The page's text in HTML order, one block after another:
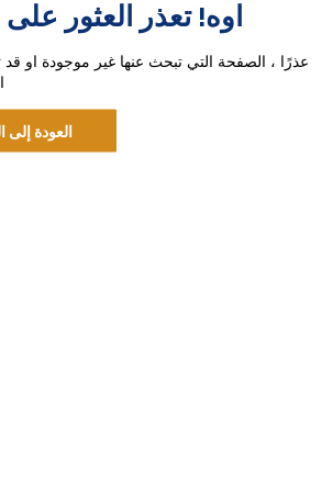
اوه! تعذر العثور
عذرًا ، الصفحة التي تبحث عنها غير موجودة او قد
العودة إلى